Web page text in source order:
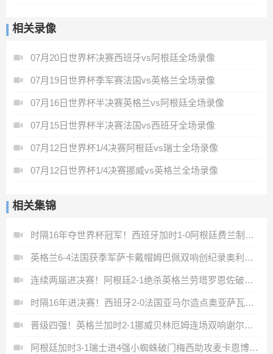
相关录像
07月20日世界杯决赛西班牙vs阿根廷全场录像
07月19日世界杯季军赛法国vs英格兰全场录像
07月16日世界杯半决赛英格兰vs阿根廷全场录像
07月15日世界杯半决赛法国vs西班牙全场录像
07月12日世界杯1/4决赛阿根廷vs瑞士全场录像
07月12日世界杯1/4决赛挪威vs英格兰全场录像
相关集锦
时隔16年夺世界杯冠军！西班牙加时1-0阿根廷费兰制胜恩佐染红
英格兰6-4法国获季军萨卡戴帽姆巴佩双响创纪录奥利塞2助+失良机
连续两届进决赛！阿根廷2-1绝杀英格兰劳塔罗恩佐破门梅西两助攻
时隔16年进决赛！西班牙2-0法国亚马尔造点奥亚萨瓦尔、波罗破门
晋级四强！英格兰加时2-1挪威贝林厄姆连场双响谢尔德鲁普破门
阿根廷加时3-1瑞士进4强小蜘蛛破门梅西助攻麦卡恩博洛假摔染红